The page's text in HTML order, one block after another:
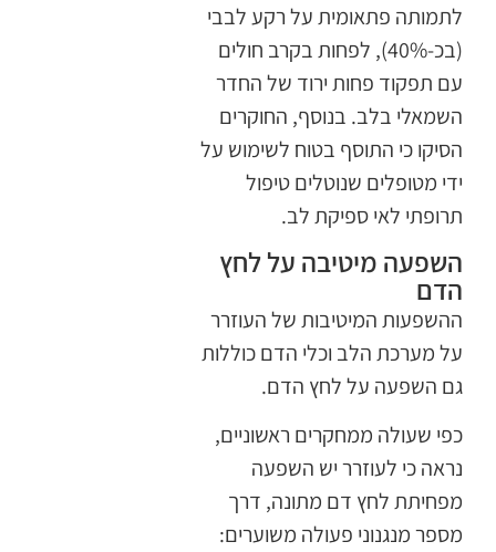
לתמותה פתאומית על רקע לבבי
(בכ-40%), לפחות בקרב חולים
עם תפקוד פחות ירוד של החדר
השמאלי בלב. בנוסף, החוקרים
הסיקו כי התוסף בטוח לשימוש על
ידי מטופלים שנוטלים טיפול
תרופתי לאי ספיקת לב.
השפעה מיטיבה על לחץ
הדם​
ההשפעות המיטיבות של העוזרר
על מערכת הלב וכלי הדם כוללות
גם השפעה על לחץ הדם.
כפי שעולה ממחקרים ראשוניים,
נראה כי לעוזרר יש השפעה
מפחיתת לחץ דם מתונה, דרך
מספר מנגנוני פעולה משוערים: